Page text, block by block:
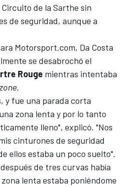
Circuito de la Sarthe sin
de seguridad, aunque a
Motorsport.com, Da Costa
se desabrochó el
Rouge mientras intentaba
.
y fue una parada corta
zona lenta y por lo tanto
lleno", explicó. "Nos
cinturones de seguridad
ellos estaba un poco suelto".
de tres curvas había
lenta estaba poniéndome